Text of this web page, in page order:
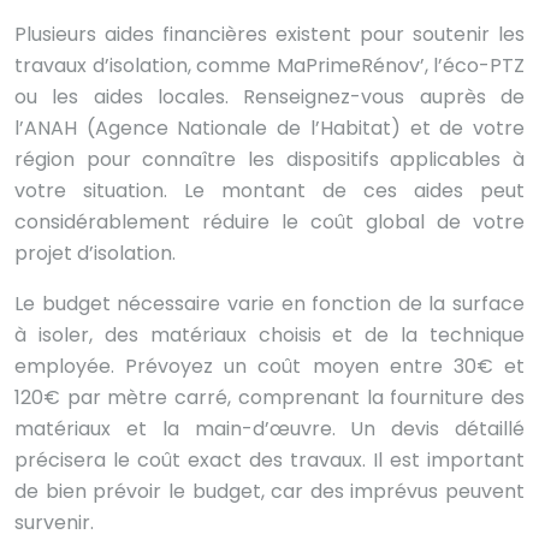
Plusieurs aides financières existent pour soutenir les
travaux d’isolation, comme MaPrimeRénov’, l’éco-PTZ
ou les aides locales. Renseignez-vous auprès de
l’ANAH (Agence Nationale de l’Habitat) et de votre
région pour connaître les dispositifs applicables à
votre situation. Le montant de ces aides peut
considérablement réduire le coût global de votre
projet d’isolation.
Le budget nécessaire varie en fonction de la surface
à isoler, des matériaux choisis et de la technique
employée. Prévoyez un coût moyen entre 30€ et
120€ par mètre carré, comprenant la fourniture des
matériaux et la main-d’œuvre. Un devis détaillé
précisera le coût exact des travaux. Il est important
de bien prévoir le budget, car des imprévus peuvent
survenir.